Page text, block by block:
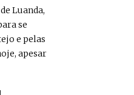
Luanda,
se
e pelas
apesar